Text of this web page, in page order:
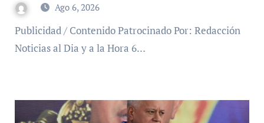
Ago 6, 2026
Publicidad / Contenido Patrocinado Por: Redacción
Noticias al Dia y a la Hora 6…